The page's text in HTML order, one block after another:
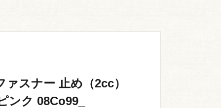
スナー 止め（2cc）
ンク 08Co99_